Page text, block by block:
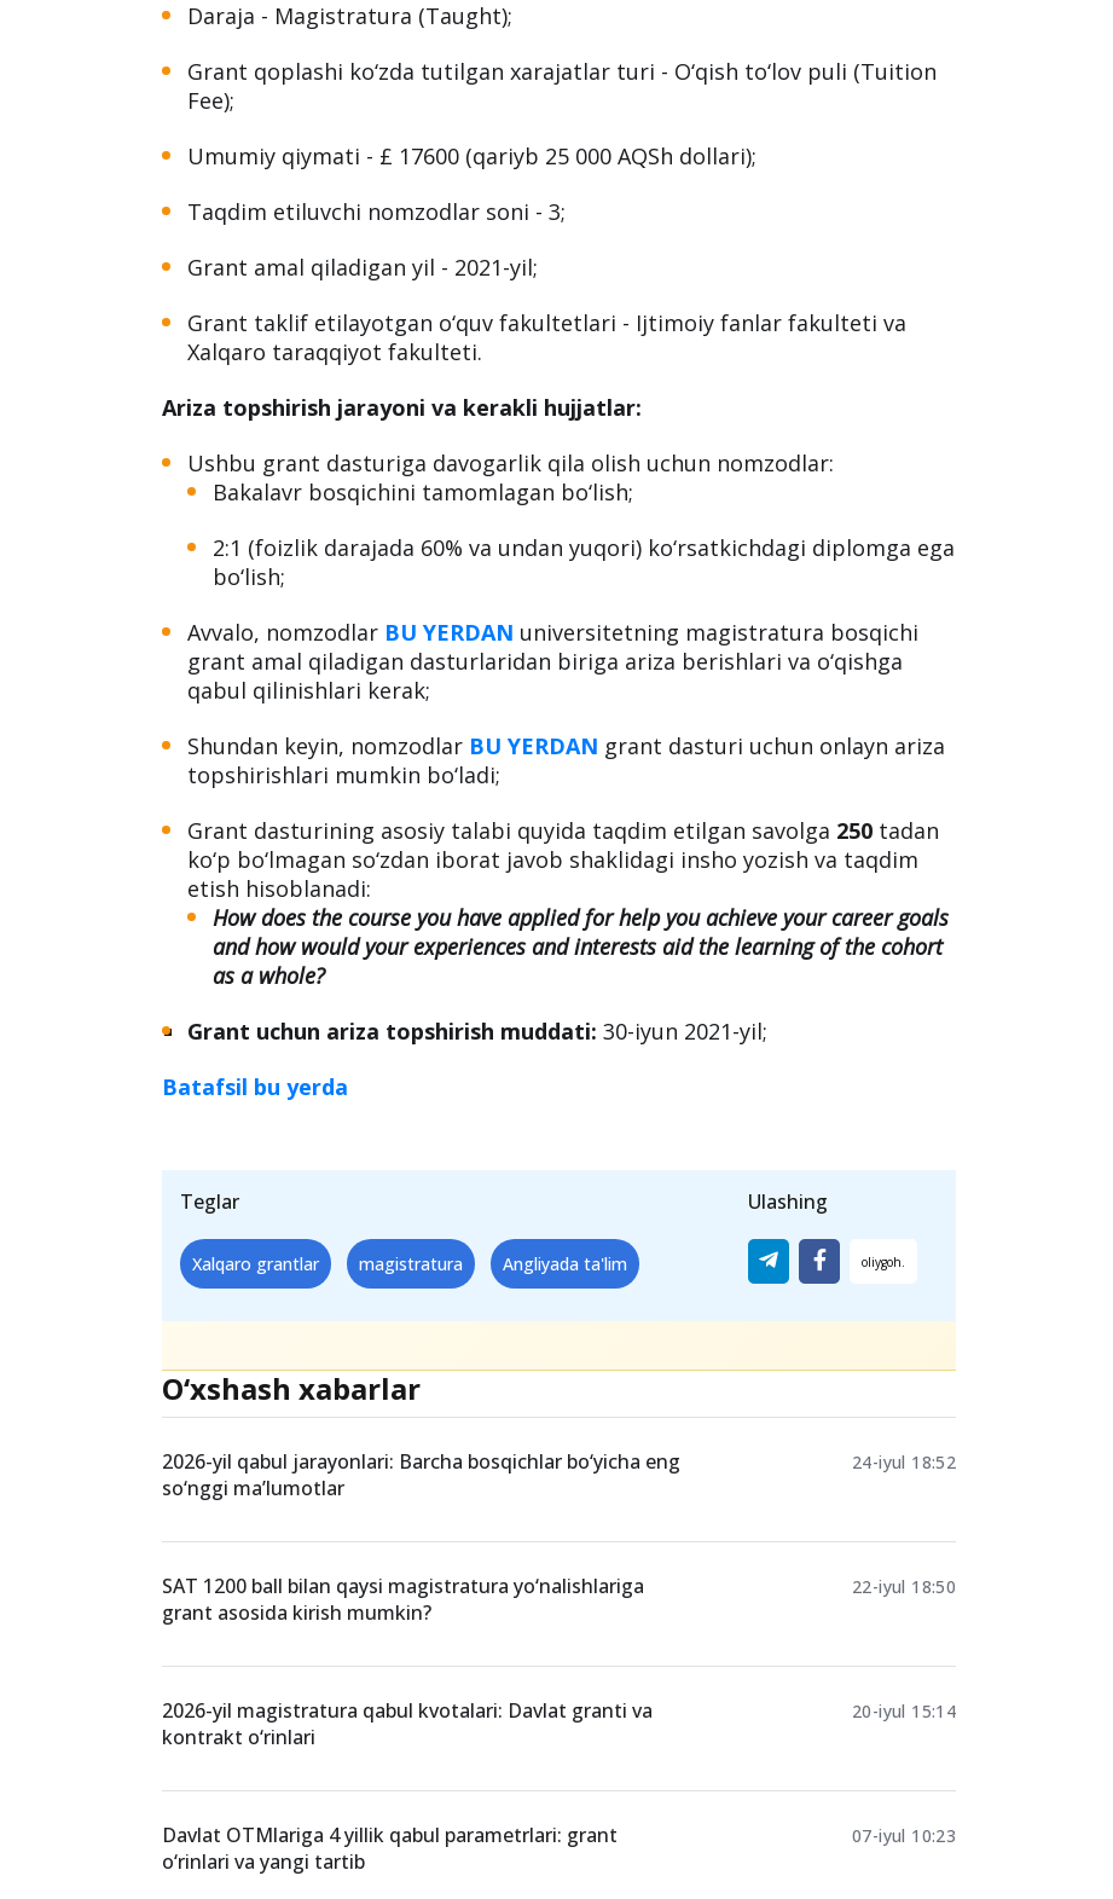
Daraja - Magistratura (Taught);
Grant qoplashi ko‘zda tutilgan xarajatlar turi - O‘qish to‘lov puli (Tuition
Fee);
Umumiy qiymati - £ 17600 (qariyb 25 000 AQSh dollari);
Taqdim etiluvchi nomzodlar soni - 3;
Grant amal qiladigan yil - 2021-yil;
Grant taklif etilayotgan o‘quv fakultetlari - Ijtimoiy fanlar fakulteti va
Xalqaro taraqqiyot fakulteti.
Ariza topshirish jarayoni va kerakli hujjatlar:
Ushbu grant dasturiga davogarlik qila olish uchun nomzodlar:
Bakalavr bosqichini tamomlagan bo‘lish;
2:1 (foizlik darajada 60% va undan yuqori) ko‘rsatkichdagi diplomga ega
bo‘lish;
Avvalo, nomzodlar BU YERDAN universitetning magistratura bosqichi
grant amal qiladigan dasturlaridan biriga ariza berishlari va o‘qishga
qabul qilinishlari kerak;
Shundan keyin, nomzodlar BU YERDAN grant dasturi uchun onlayn ariza
topshirishlari mumkin bo‘ladi;
Grant dasturining asosiy talabi quyida taqdim etilgan savolga 250 tadan
ko‘p bo‘lmagan so‘zdan iborat javob shaklidagi insho yozish va taqdim
etish hisoblanadi:
How does the course you have applied for help you achieve your career goals
and how would your experiences and interests aid the learning of the cohort
as a whole?
Grant uchun ariza topshirish muddati:30-iyun 2021-yil;
Batafsil bu yerda
Teglar
Xalqaro grantlar magistratura Angliyada ta'lim
Ulashing
O‘xshash xabarlar
2026-yil qabul jarayonlari: Barcha bosqichlar bo‘yicha eng
so‘nggi ma’lumotlar
24-iyul 18:52
SAT 1200 ball bilan qaysi magistratura yo‘nalishlariga
grant asosida kirish mumkin?
22-iyul 18:50
2026-yil magistratura qabul kvotalari: Davlat granti va
kontrakt o‘rinlari
20-iyul 15:14
Davlat OTMlariga 4 yillik qabul parametrlari: grant
o‘rinlari va yangi tartib
07-iyul 10:23